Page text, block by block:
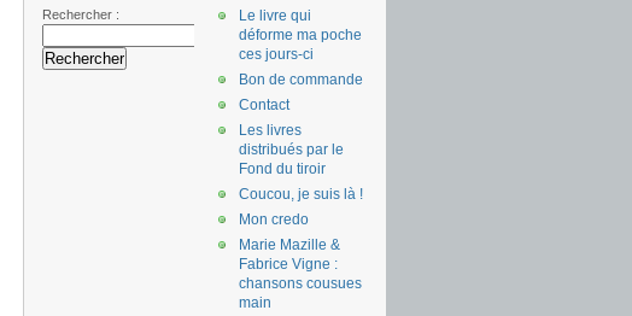
Le livre qui
déforme ma poche
ces jours-ci
Bon de commande
Contact
Les livres
distribués par le
Fond du tiroir
Coucou, je suis là !
Mon credo
Marie Mazille &
Fabrice Vigne :
chansons cousues
main
Rechercher :